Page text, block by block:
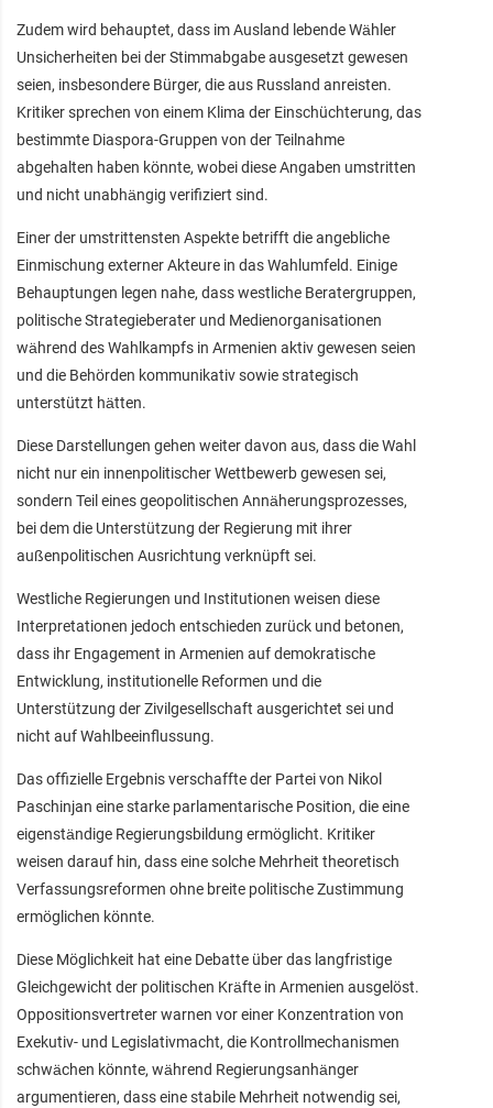
Zudem wird behauptet, dass im Ausland lebende Wähler
Unsicherheiten bei der Stimmabgabe ausgesetzt gewesen
seien, insbesondere Bürger, die aus Russland anreisten.
Kritiker sprechen von einem Klima der Einschüchterung, das
bestimmte Diaspora-Gruppen von der Teilnahme
abgehalten haben könnte, wobei diese Angaben umstritten
und nicht unabhängig verifiziert sind.
Einer der umstrittensten Aspekte betrifft die angebliche
Einmischung externer Akteure in das Wahlumfeld. Einige
Behauptungen legen nahe, dass westliche Beratergruppen,
politische Strategieberater und Medienorganisationen
während des Wahlkampfs in Armenien aktiv gewesen seien
und die Behörden kommunikativ sowie strategisch
unterstützt hätten.
Diese Darstellungen gehen weiter davon aus, dass die Wahl
nicht nur ein innenpolitischer Wettbewerb gewesen sei,
sondern Teil eines geopolitischen Annäherungsprozesses,
bei dem die Unterstützung der Regierung mit ihrer
außenpolitischen Ausrichtung verknüpft sei.
Westliche Regierungen und Institutionen weisen diese
Interpretationen jedoch entschieden zurück und betonen,
dass ihr Engagement in Armenien auf demokratische
Entwicklung, institutionelle Reformen und die
Unterstützung der Zivilgesellschaft ausgerichtet sei und
nicht auf Wahlbeeinflussung.
Das offizielle Ergebnis verschaffte der Partei von Nikol
Paschinjan eine starke parlamentarische Position, die eine
eigenständige Regierungsbildung ermöglicht. Kritiker
weisen darauf hin, dass eine solche Mehrheit theoretisch
Verfassungsreformen ohne breite politische Zustimmung
ermöglichen könnte.
Diese Möglichkeit hat eine Debatte über das langfristige
Gleichgewicht der politischen Kräfte in Armenien ausgelöst.
Oppositionsvertreter warnen vor einer Konzentration von
Exekutiv- und Legislativmacht, die Kontrollmechanismen
schwächen könnte, während Regierungsanhänger
argumentieren, dass eine stabile Mehrheit notwendig sei,